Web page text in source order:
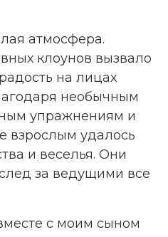
атмосфера.
клоунов вызвало
на лицах
необычным
упражнениям и
взрослым удалось
и веселья. Они
за ведущими все
с моим сыном